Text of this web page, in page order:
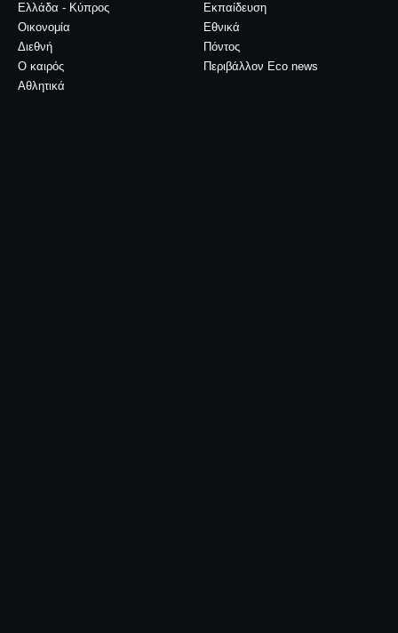
Ελλάδα - Κύπρος
Εκπαίδευση
Οικονομία
Εθνικά
Διεθνή
Πόντος
Ο καιρός
Περιβάλλον Eco news
Αθλητικά